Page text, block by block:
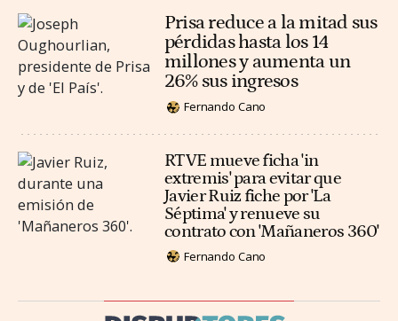
Prisa reduce a la mitad sus
pérdidas hasta los 14
millones y aumenta un
26% sus ingresos
Fernando Cano
RTVE mueve ficha 'in
extremis' para evitar que
Javier Ruiz fiche por 'La
Séptima' y renueve su
contrato con 'Mañaneros 360'
Fernando Cano